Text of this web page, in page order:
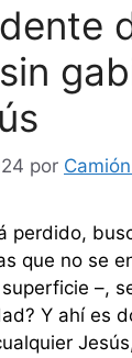
por
perdido,
que no se
–,
Y ahí es